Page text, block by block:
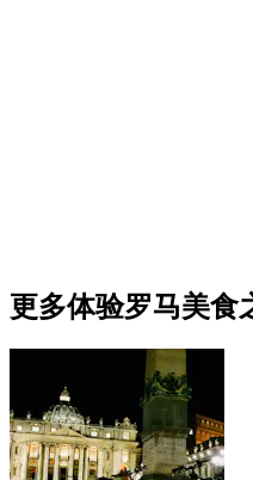
更多体验罗马美食